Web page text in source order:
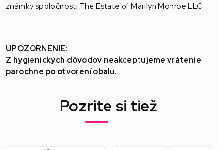
známky spoločnosti The Estate of Marilyn Monroe LLC.
UPOZORNENIE:
Z hygienických dôvodov neakceptujeme vrátenie
parochne po otvorení obalu.
Pozrite si tiež